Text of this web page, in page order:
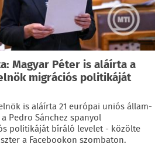
Magyar Péter is aláírta a
migrációs politikáját
is aláírta 21 európai uniós állam-
Pedro Sánchez spanyol
politikáját bíráló levelet - közölte
a Facebookon szombaton.